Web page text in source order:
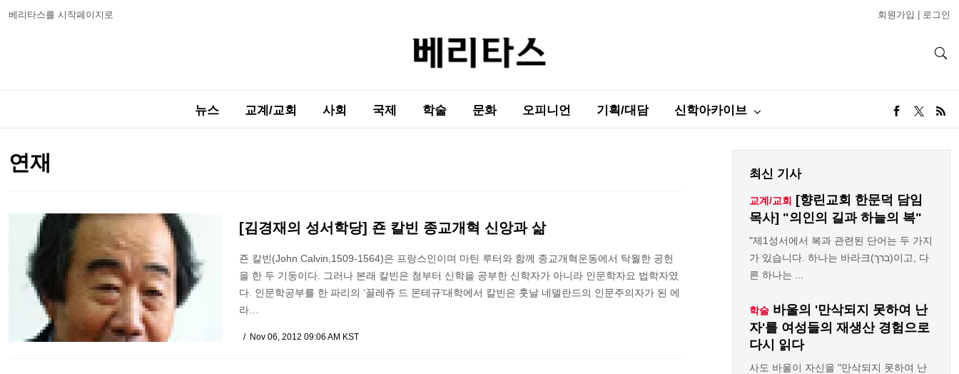
베리타스를 시작페이지로 회원가입 로그인
뉴스 교계/교회 사회 국제 학술 문화 오피니언 기획/대담 신학아카이브
연재
[김경재의 성서학당] 죤 칼빈 종교개혁 신앙과 삶
죤 칼빈(John Calvin,1509-1564)은 프랑스인이며 마틴 루터와 함께 종교개혁운동에서 탁월한 공헌
을 한 두 기둥이다. 그러나 본래 칼빈은 첨부터 신학을 공부한 신학자가 아니라 인문학자요 법학자였
다. 인문학공부를 한 파리의 ‘꼴레쥬 드 몬테규’대학에서 칼빈은 훗날 네델란드의 인문주의자가 된 에
라…
Nov 06, 2012 09:06 AM KST
최신 기사
교계/교회
[향린교회 한문덕 담임
목사] "의인의 길과 하늘의 복"
"제1성서에서 복과 관련된 단어는 두 가지
가 있습니다. 하나는 바라크(ברך)이고, 다
른 하나는 ...
학술 바울의 '만삭되지 못하여 난
자'를 여성들의 재생산 경험으로
다시 읽다
사도 바울이 자신을 "만삭되지 못하여 난